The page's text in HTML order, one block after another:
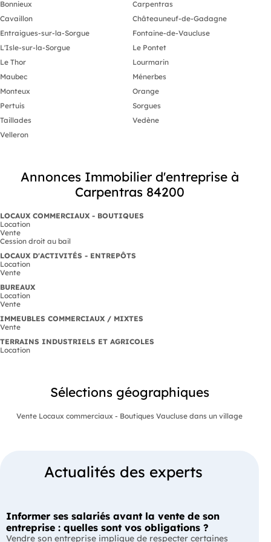
Bonnieux
Carpentras
Cavaillon
Châteauneuf-de-Gadagne
Entraigues-sur-la-Sorgue
Fontaine-de-Vaucluse
L'Isle-sur-la-Sorgue
Le Pontet
Le Thor
Lourmarin
Maubec
Ménerbes
Monteux
Orange
Pertuis
Sorgues
Taillades
Vedène
Velleron
Annonces Immobilier d'entreprise à
Carpentras 84200
LOCAUX COMMERCIAUX - BOUTIQUES
Location
Vente
Cession droit au bail
LOCAUX D'ACTIVITÉS - ENTREPÔTS
Location
Vente
BUREAUX
Location
Vente
IMMEUBLES COMMERCIAUX / MIXTES
Vente
TERRAINS INDUSTRIELS ET AGRICOLES
Location
Sélections géographiques
Vente Locaux commerciaux - Boutiques Vaucluse dans un village
Actualités des experts
Informer ses salariés avant la vente de son
entreprise : quelles sont vos obligations ?
Vendre son entreprise implique de respecter certaines